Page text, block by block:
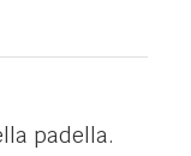
padella.